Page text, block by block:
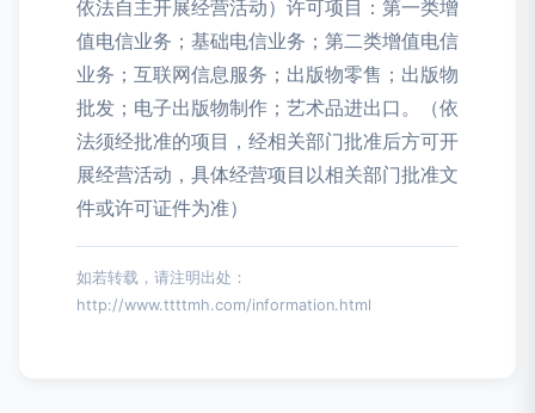
依法自主开展经营活动）许可项目：第一类增
值电信业务；基础电信业务；第二类增值电信
业务；互联网信息服务；出版物零售；出版物
批发；电子出版物制作；艺术品进出口。（依
法须经批准的项目，经相关部门批准后方可开
展经营活动，具体经营项目以相关部门批准文
件或许可证件为准）
如若转载，请注明出处：
http://www.ttttmh.com/information.html